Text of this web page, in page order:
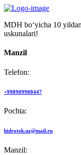
MDH bo‘yicha 10
uskunalari!
Manzil
Telefon:
+998909908447
Pochta:
hidrotek.uz@mail.ru
Manzil: